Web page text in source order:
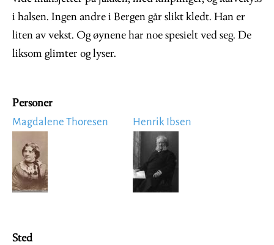
i halsen. Ingen andre i Bergen går slikt kledt. Han er
liten av vekst. Og øynene har noe spesielt ved seg. De
liksom glimter og lyser.
Personer
Magdalene Thoresen
Image
Henrik Ibsen
Image
Sted